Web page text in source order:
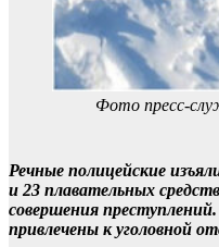
Фото пресс-
Речные полицейские
и 23 плавательных
совершения
привлечены к уголовной